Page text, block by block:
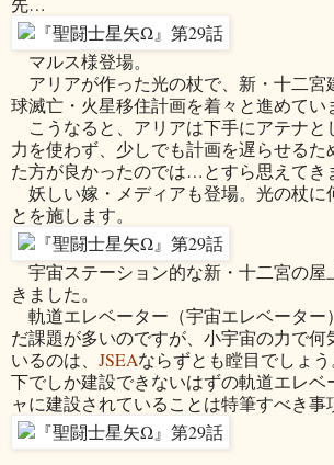
マルス様登場。
アリアが作った光の杖で、新・十二宮
球滅亡・火星移住計画を着々と進めてい
こうなると、アリアは下手にアテナと
力を使わず、少しでも計画を遅らせるた
た方が良かったのでは…とすら思えてき
妖しい嫁・メディアも登場。光の杖に
とを施します。
宇宙ステーション的な新・十二宮の屋
きました。
軌道エレベーター（宇宙エレベーター
だ課題が多いのですが、小宇宙の力で何
いるのは、 JSEAならずとも瞠目でしょ
下でしか建設できないはずの軌道エレベ
ャに建設されていることは特筆すべき事